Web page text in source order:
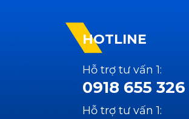
HOTLINE
Hỗ trợ tư vấn 1:
0918 655 326
Hỗ trợ tư vấn 1: